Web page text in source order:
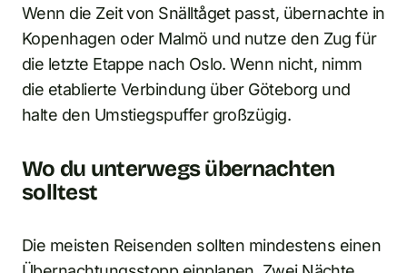
Wenn die Zeit von Snälltåget passt, übernachte in
Kopenhagen oder Malmö und nutze den Zug für
die letzte Etappe nach Oslo. Wenn nicht, nimm
die etablierte Verbindung über Göteborg und
halte den Umstiegspuffer großzügig.
Wo du unterwegs übernachten
solltest
Die meisten Reisenden sollten mindestens einen